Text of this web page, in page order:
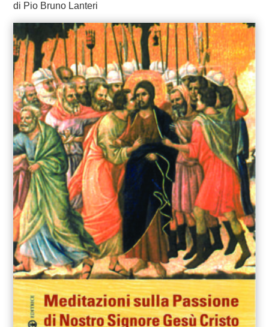
di Pio Bruno Lanteri